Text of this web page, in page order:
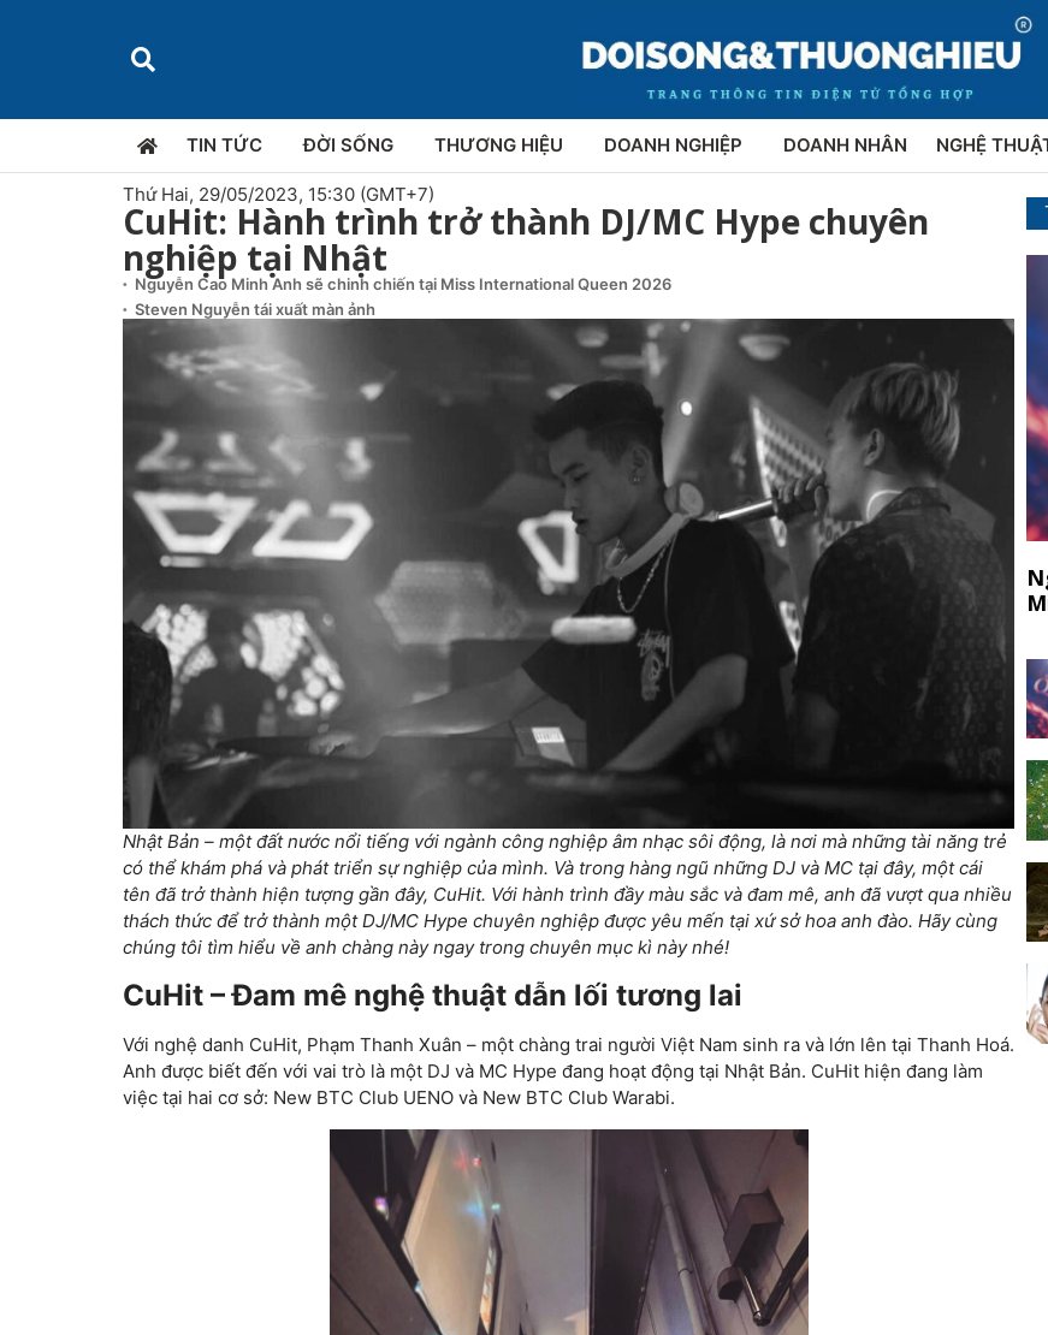
TIN TỨC ĐỜI SỐNG THƯƠNG HIỆU DOANH NGHIỆP DOANH NHÂN NGHỆ
Thứ Hai, 29/05/2023, 15:30 (GMT+7)
CuHit: Hành trình trở thành DJ/MC Hype chuyên
nghiệp tại Nhật
Nguyễn Cao Minh Anh sẽ chinh chiến tại Miss International Queen 2026
Steven Nguyễn tái xuất màn ảnh
Nhật Bản – một đất nước nổi tiếng với ngành công nghiệp âm nhạc sôi động, là nơi mà những tài năng trẻ
có thể khám phá và phát triển sự nghiệp của mình. Và trong hàng ngũ những DJ và MC tại đây, một cái
tên đã trở thành hiện tượng gần đây, CuHit. Với hành trình đầy màu sắc và đam mê, anh đã vượt qua nhiều
thách thức để trở thành một DJ/MC Hype chuyên nghiệp được yêu mến tại xứ sở hoa anh đào. Hãy cùng
chúng tôi tìm hiểu về anh chàng này ngay trong chuyên mục kì này nhé!
CuHit – Đam mê nghệ thuật dẫn lối tương lai
Với nghệ danh CuHit, Phạm Thanh Xuân – một chàng trai người Việt Nam sinh ra và lớn lên tại Thanh Hoá.
Anh được biết đến với vai trò là một DJ và MC Hype đang hoạt động tại Nhật Bản. CuHit hiện đang làm
việc tại hai cơ sở: New BTC Club UENO và New BTC Club Warabi.